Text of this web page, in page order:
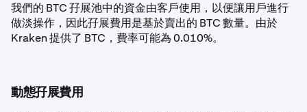
我們的 BTC 孖展池中的資金由客戶使用，以便讓用戶進行
做淡操作，因此孖展費用是基於賣出的 BTC 數量。由於
Kraken 提供了 BTC，費率可能為 0.010%。
動態孖展費用